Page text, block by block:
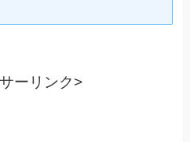
ーリンク>